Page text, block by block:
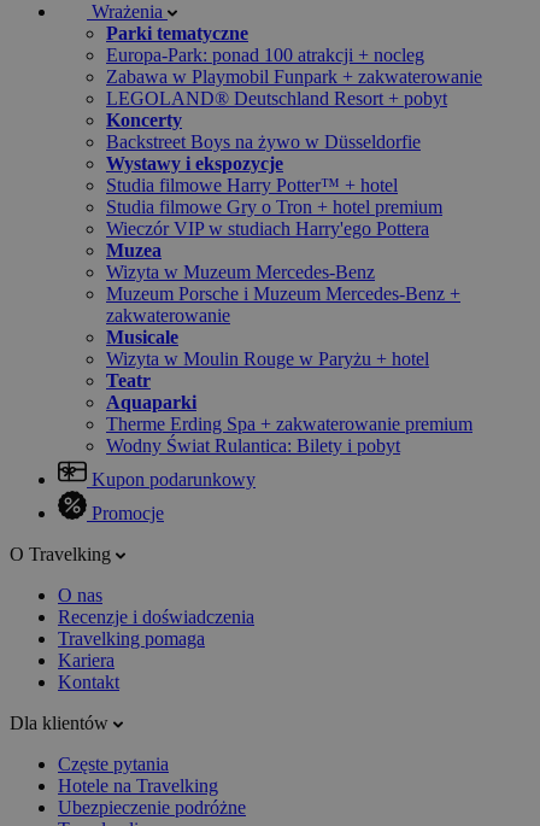
Wrażenia
Parki tematyczne
Europa-Park: ponad 100 atrakcji + nocleg
Zabawa w Playmobil Funpark + zakwaterowanie
LEGOLAND® Deutschland Resort + pobyt
Koncerty
Backstreet Boys na żywo w Düsseldorfie
Wystawy i ekspozycje
Studia filmowe Harry Potter™ + hotel
Studia filmowe Gry o Tron + hotel premium
Wieczór VIP w studiach Harry'ego Pottera
Muzea
Wizyta w Muzeum Mercedes-Benz
Muzeum Porsche i Muzeum Mercedes-Benz +
zakwaterowanie
Musicale
Wizyta w Moulin Rouge w Paryżu + hotel
Teatr
Aquaparki
Therme Erding Spa + zakwaterowanie premium
Wodny Świat Rulantica: Bilety i pobyt
Kupon podarunkowy
Promocje
O Travelking
O nas
Recenzje i doświadczenia
Travelking pomaga
Kariera
Kontakt
Dla klientów
Częste pytania
Hotele na Travelking
Ubezpieczenie podróżne